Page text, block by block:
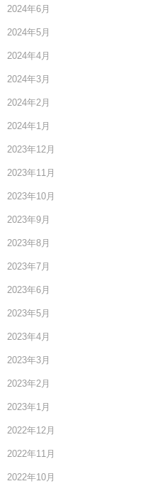
2024年6月
2024年5月
2024年4月
2024年3月
2024年2月
2024年1月
2023年12月
2023年11月
2023年10月
2023年9月
2023年8月
2023年7月
2023年6月
2023年5月
2023年4月
2023年3月
2023年2月
2023年1月
2022年12月
2022年11月
2022年10月